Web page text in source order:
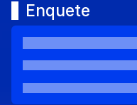
Enquete